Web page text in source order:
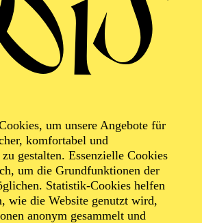
um unsere Angebote für
komfortabel und
gestalten. Essenzielle Cookies
um die Grundfunktionen der
Statistik-Cookies helfen
wie die Website genutzt wird,
anonym gesammelt und